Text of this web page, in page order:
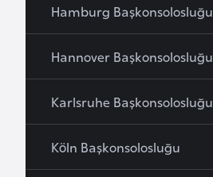
Hamburg Başkonsolosluğu
Hannover Başkonsolosluğu
Karlsruhe Başkonsolosluğu
Köln Başkonsolosluğu
e
l
a
r
u
s
B